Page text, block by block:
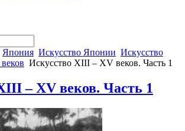
Япония Искусство Японии Искусство
Искусство XIII – XV веков. Часть 1
– XV веков. Часть 1